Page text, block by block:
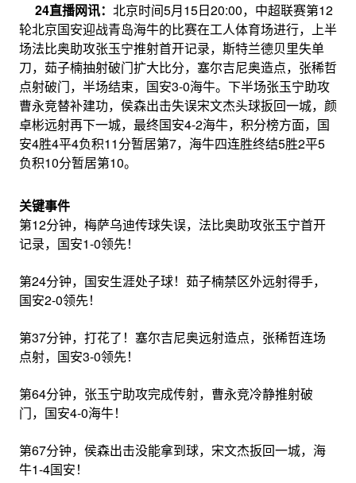
24直播网讯： 北京时间5月15日20:00，中超联赛第12
轮北京国安迎战青岛海牛的比赛在工人体育场进行，上半
场法比奥助攻张玉宁推射首开记录，斯特兰德贝里失单
刀，茹子楠抽射破门扩大比分，塞尔吉尼奥造点，张稀哲
点射破门，半场结束，国安3-0海牛。下半场张玉宁助攻
曹永竞替补建功，侯森出击失误宋文杰头球扳回一城，颜
卓彬远射再下一城，最终国安4-2海牛，积分榜方面，国
安4胜4平4负积11分暂居第7，海牛四连胜终结5胜2平5
负积10分暂居第10。
关键事件
第12分钟，梅萨乌迪传球失误，法比奥助攻张玉宁首开
记录，国安1-0领先！
第24分钟，国安生涯处子球！茹子楠禁区外远射得手，
国安2-0领先！
第37分钟，打花了！塞尔吉尼奥远射造点，张稀哲连场
点射，国安3-0领先！
第64分钟，张玉宁助攻完成传射，曹永竞冷静推射破
门，国安4-0海牛！
第67分钟，侯森出击没能拿到球，宋文杰扳回一城，海
牛1-4国安！